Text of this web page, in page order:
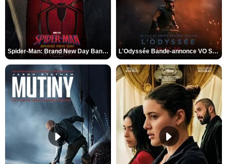
Spider-Man: Brand New Day Bande-annonce VO STFR L'Odyssée Bande-annonce VO STFR